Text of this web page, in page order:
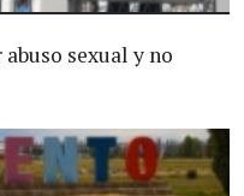
sexual y no